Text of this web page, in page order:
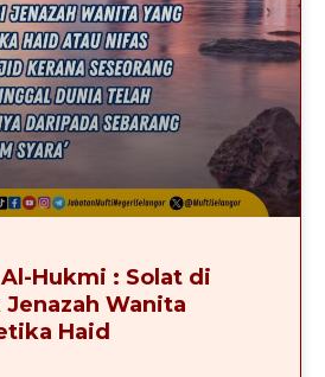
Hukmi : Solat di
Wanita
Haid